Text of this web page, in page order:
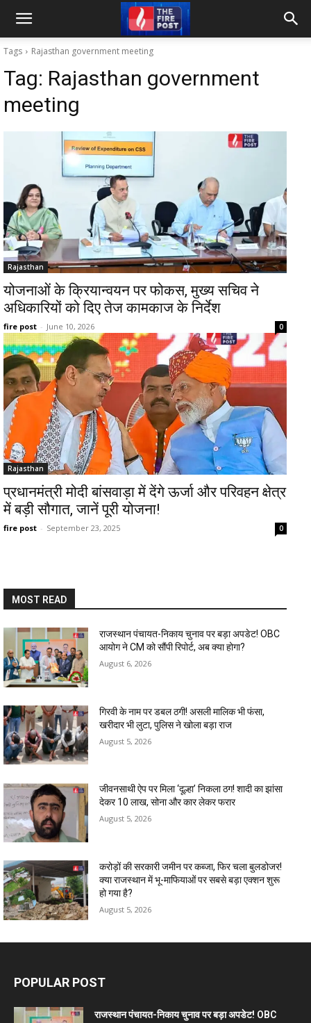
Tags Rajasthan government meeting
Tag: Rajasthan government
meeting
Rajasthan
योजनाओं के क्रियान्वयन पर फोकस, मुख्य सचिव ने
अधिकारियों को दिए तेज कामकाज के निर्देश
fire post - June 10, 2026 0
Rajasthan
प्रधानमंत्री मोदी बांसवाड़ा में देंगे ऊर्जा और परिवहन क्षेत्र
में बड़ी सौगात, जानें पूरी योजना!
fire post - September 23, 2025 0
MOST READ
राजस्थान पंचायत-निकाय चुनाव पर बड़ा अपडेट! OBC
आयोग ने CM को सौंपी रिपोर्ट, अब क्या होगा?
August 6, 2026
गिरवी के नाम पर डबल ठगी! असली मालिक भी फंसा,
खरीदार भी लुटा, पुलिस ने खोला बड़ा राज
August 5, 2026
जीवनसाथी ऐप पर मिला ‘दूल्हा’ निकला ठग! शादी का झांसा
देकर 10 लाख, सोना और कार लेकर फरार
August 5, 2026
करोड़ों की सरकारी जमीन पर कब्जा, फिर चला बुलडोजर!
क्या राजस्थान में भू-माफियाओं पर सबसे बड़ा एक्शन शुरू
हो गया है?
August 5, 2026
POPULAR POST
राजस्थान पंचायत-निकाय चुनाव पर बड़ा अपडेट! OBC